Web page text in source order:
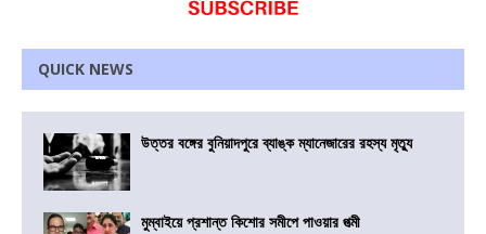
QUICK NEWS
উত্তর বঙ্গের বুনিয়াদপুরে ব্যাঙ্ক ম্যানেজারের রহস্য মৃত্যু
মুম্বাইয়ে প্রশান্ত কিশোর সমীপে পাওয়ার পত্মী